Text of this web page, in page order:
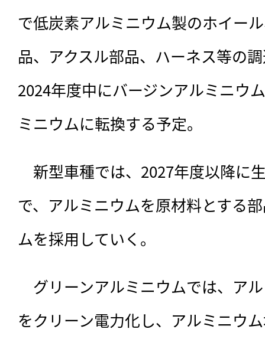
で低炭素アルミニウム製のホイー
品、アクスル部品、ハーネス等の
2024年度中にバージンアルミニウ
ミニウムに転換する予定。
新型車種では、2027年度以降に
で、アルミニウムを原材料とする
ムを採用していく。
グリーンアルミニウムでは、ア
をクリーン電力化し、アルミニウ